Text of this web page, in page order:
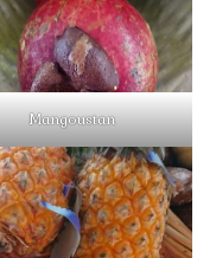
Mangoustan